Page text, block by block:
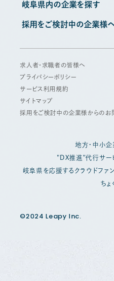
岐阜県内の企業を探す
採用をご検討中の企業様
求人者・求職者の皆様へ
プライバシーポリシー
サービス利用規約
サイトマップ
採用をご検討中の企業様からのお
地方・中小
"DX推進"代行サービ
岐阜県を応援するクラウドファ
ちょ
©2024 Leapy Inc.